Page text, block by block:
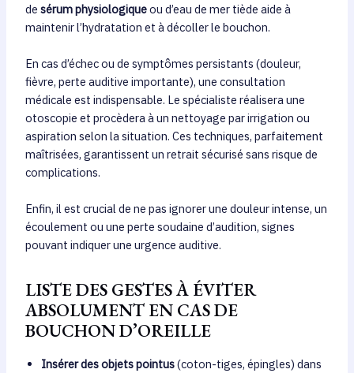
de sérum physiologiqueou d’eau de mer tiède aide à
maintenir l’hydratation et à décoller le bouchon.
En cas d’échec ou de symptômes persistants (douleur,
fièvre, perte auditive importante), une consultation
médicale est indispensable. Le spécialiste réalisera une
otoscopie et procèdera à un nettoyage par irrigation ou
aspiration selon la situation. Ces techniques, parfaitement
maîtrisées, garantissent un retrait sécurisé sans risque de
complications.
Enfin, il est crucial de ne pas ignorer une douleur intense, un
écoulement ou une perte soudaine d’audition, signes
pouvant indiquer une urgence auditive.
LISTE DES GESTES À ÉVITER
ABSOLUMENT EN CAS DE
BOUCHON D’OREILLE
Insérer des objets pointus(coton-tiges, épingles) dans